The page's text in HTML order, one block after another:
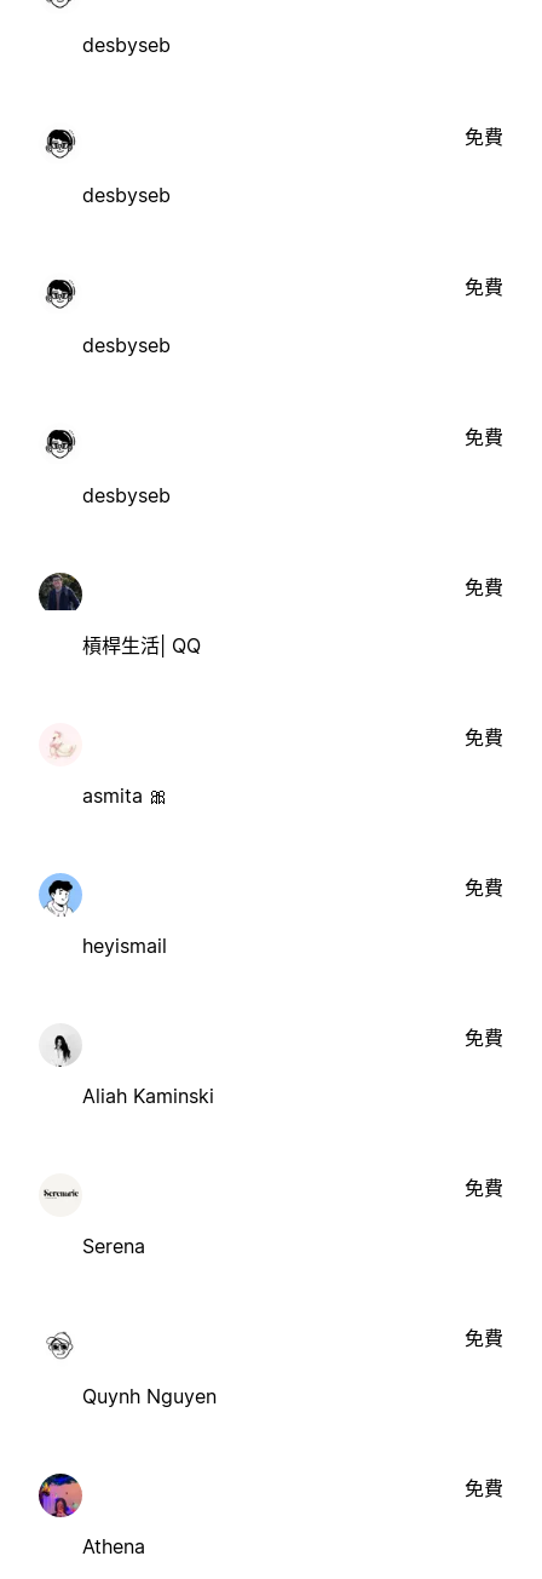
desbyseb
desbyseb
免費
desbyseb
免費
desbyseb
免費
槓桿生活| QQ
免費
asmita 🎀
免費
heyismail
免費
Aliah Kaminski
免費
Serena
免費
Quynh Nguyen
免費
Athena
免費